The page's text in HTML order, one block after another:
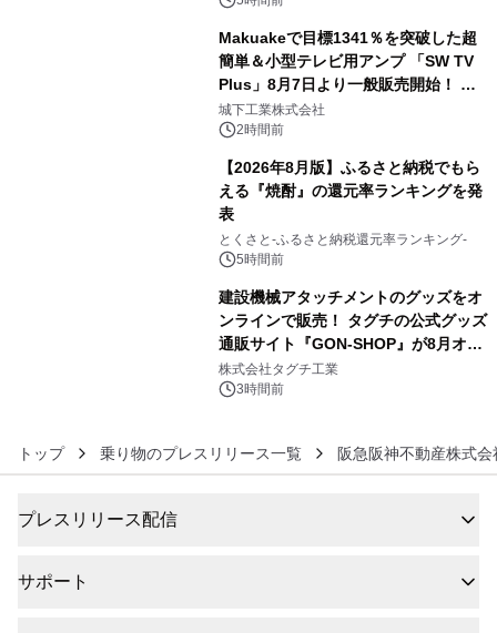
Makuakeで目標1341％を突破した超
簡単＆小型テレビ用アンプ 「SW TV
Plus」8月7日より一般販売開始！ ケ
ーブル1本つなぐだけ、テレビの音が
ぐっと豊かに
城下工業株式会社
2時間前
【2026年8月版】ふるさと納税でもら
える『焼酎』の還元率ランキングを発
表
とくさと-ふるさと納税還元率ランキング-
5時間前
建設機械アタッチメントのグッズをオ
ンラインで販売！ タグチの公式グッズ
通販サイト『GON-SHOP』が8月オー
プン
株式会社タグチ工業
3時間前
トップ 乗り物のプレスリリース一覧 阪急阪神不動産株式会
プレスリリース配信
サポート